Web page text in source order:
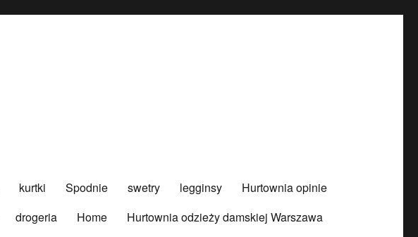
kurtki Spodnie swetry legginsy
Hurtownia opinie
drogeria Home
Hurtownia odzieży damskiej Warszawa